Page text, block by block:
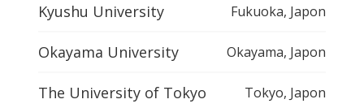
Kyushu University Fukuoka, Japon
Okayama University Okayama, Japon
The University of Tokyo Tokyo, Japon